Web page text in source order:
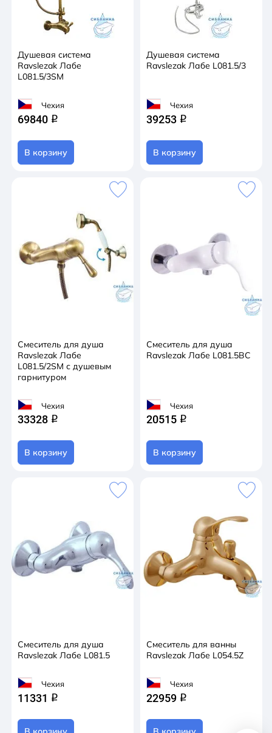
Душевая система
Ravslezak Лабе
L081.5/3SM
Чехия
69840 q
В корзину
Душевая система
Ravslezak Лабе L081.5/3
Чехия
39253 q
В корзину
Смеситель для душа
Ravslezak Лабе
L081.5/2SM с душевым
гарнитуром
Чехия
33328 q
В корзину
Смеситель для душа
Ravslezak Лабе L081.5BC
Чехия
20515 q
В корзину
Смеситель для душа
Ravslezak Лабе L081.5
Чехия
11331 q
Смеситель для ванны
Ravslezak Лабе L054.5Z
Чехия
22959 q